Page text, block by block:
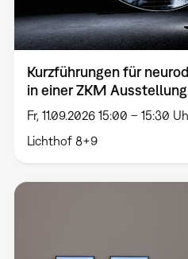
Kurzführungen für
in einer ZKM Ausstellung
Fr, 11.09.2026 15:00 – 15:30
Lichthof 8+9